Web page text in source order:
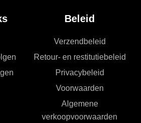
Beleid
Verzendbeleid
Retour- en restitutiebeleid
Privacybeleid
Voorwaarden
Algemene
verkoopvoorwaarden